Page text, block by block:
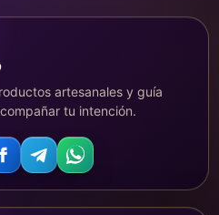
artesanales y guía
tu intención.